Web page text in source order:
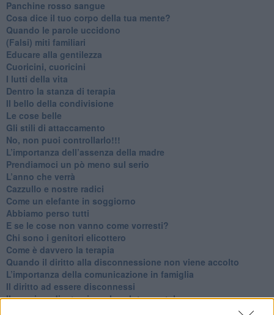
​Panchine rosso sangue
​Cosa dice il tuo corpo della tua mente?
​Quando le parole uccidono
​(Falsi) miti familiari
​Educare alla gentilezza
​Cuoricini, cuoricini
I lutti della vita
​Dentro la stanza di terapia
​Il bello della condivisione
Le cose belle
​Gli stili di attaccamento
No, non puoi controllarlo!!!
​L’importanza dell’assenza della madre
​Prendiamoci un pò meno sul serio
​L’anno che verrà
​Cazzullo e nostre radici
​Come un elefante in soggiorno
​Abbiamo perso tutti
E se le cose non vanno come vorresti?
​Chi sono i genitori elicottero
Come è davvero la terapia
Quando il diritto alla disconnessione non viene accolto
​L’importanza della comunicazione in famiglia
​Il diritto ad essere disconnessi
​Il pensiero dicotomico e la salute mentale